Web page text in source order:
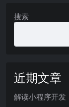
搜索
近期文章
解读小程序开发